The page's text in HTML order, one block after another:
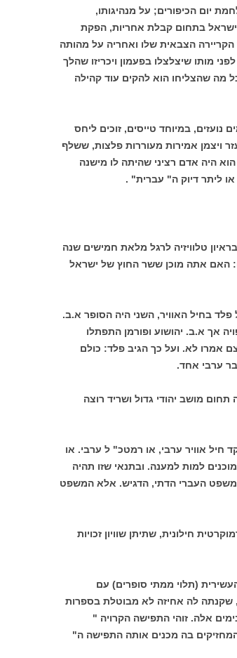
יום הכיפורים; על מנהיגותו,
בתחום קבלת אחריות, הפקת
הצבאית שלו ואחריה על מהותה
מותו שיצלצלו בפעמון ויכריזו שהלך
מה שהצליחו הוא להקים עוד קהילה
במיוחד טייסים, זוכים ליחס
ויצמן אמירות מעוררות פלצות, ששלף
היה אדם רציני שהיתה לו מישנה
ליתר דיוק ה" עברית" .
טלוויזיה לרגל מלאת חמישים שנה
האם אתה מוכן ששר החוץ של ישראל
פלד בחיל האוויר, השני היה הסופר א.ב.
אך א.ב. יהושוע ופורמן התפתלו
אמרו לא. ועל כך הגיב פלד: כולם
ערבי אחד.
תחום מושב יהודי גדול ושריד רוצה
אוויר ערבי, או רמטכ" ל ערבי. או
למות למענה. ובתנאי שזו תהיה
העברי הדתי, הדגיש. אלא המשפט
חילונית, שתיתן שוויון זכויות
(תלוי ממתי סופרים) עם
שקנתה לה אחיזה לא מבוטלת בספרות
אלה. זוהי התפישה הקרויה "
בה מכנים אותה התפישה ה"